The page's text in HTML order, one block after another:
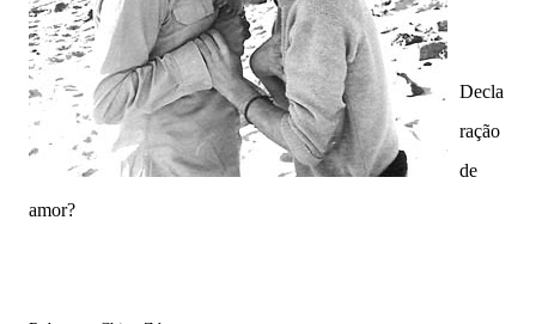
Decla
ração
de
amor?